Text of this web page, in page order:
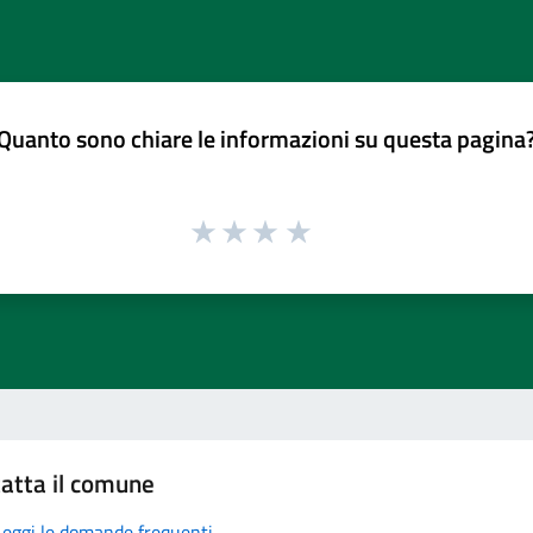
sono chiare le informazioni su questa
il comune